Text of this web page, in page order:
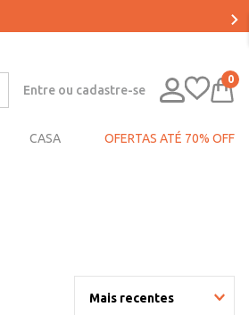
Entre ou cadastre-se
0
CASA OFERTAS ATÉ 70% OFF
Mais recentes